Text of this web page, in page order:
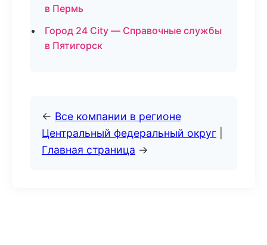
в Пермь
Город 24 City — Справочные службы
в Пятигорск
← Все компании в регионе
Центральный федеральный округ
Главная страница →